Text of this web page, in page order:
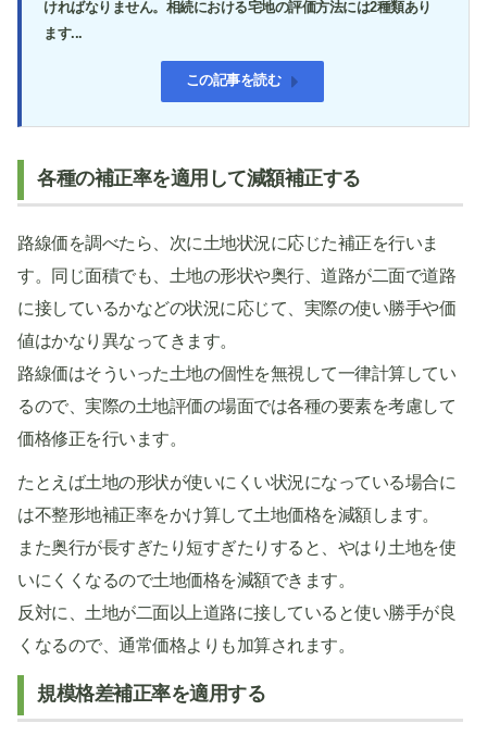
ければなりません。相続における宅地の評価方法には2種類あり
ます...
この記事を読む
各種の補正率を適用して減額補正する
路線価を調べたら、次に土地状況に応じた補正を行いま
す。同じ面積でも、土地の形状や奥行、道路が二面で道路
に接しているかなどの状況に応じて、実際の使い勝手や価
値はかなり異なってきます。
路線価はそういった土地の個性を無視して一律計算してい
るので、実際の土地評価の場面では各種の要素を考慮して
価格修正を行います。
たとえば土地の形状が使いにくい状況になっている場合に
は不整形地補正率をかけ算して土地価格を減額します。
また奥行が長すぎたり短すぎたりすると、やはり土地を使
いにくくなるので土地価格を減額できます。
反対に、土地が二面以上道路に接していると使い勝手が良
くなるので、通常価格よりも加算されます。
規模格差補正率を適用する